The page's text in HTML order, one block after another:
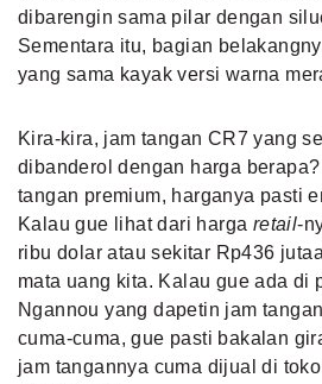
dibarengin sama pilar dengan
Sementara itu, bagian
yang sama kayak versi warna
Kira-kira, jam tangan CR7 yang
dibanderol dengan harga
tangan premium, harganya pasti
Kalau gue lihat dari harga retail-
ribu dolar atau sekitar Rp436
mata uang kita. Kalau gue ada di
Ngannou yang dapetin jam
cuma-cuma, gue pasti bakalan
jam tangannya cuma dijual di toko